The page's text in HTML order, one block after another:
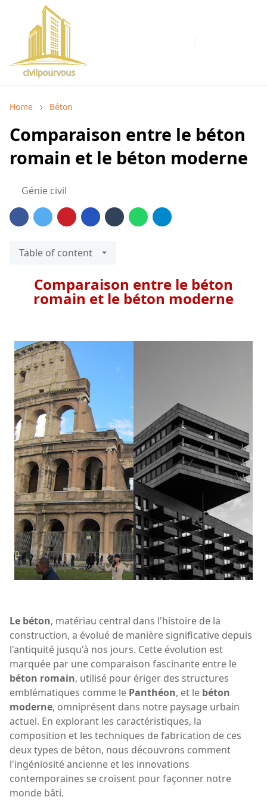
Home Béton
Comparaison entre le béton
romain et le béton moderne
Génie civil
Table of content
Comparaison entre le béton
romain et le béton moderne
Le béton, matériau central dans l'histoire de la
construction, a évolué de manière significative depuis
l'antiquité jusqu'à nos jours. Cette évolution est
marquée par une comparaison fascinante entre le
béton romain, utilisé pour ériger des structures
emblématiques comme le Panthéon, et le béton
moderne, omniprésent dans notre paysage urbain
actuel. En explorant les caractéristiques, la
composition et les techniques de fabrication de ces
deux types de béton, nous découvrons comment
l'ingéniosité ancienne et les innovations
contemporaines se croisent pour façonner notre
monde bâti.